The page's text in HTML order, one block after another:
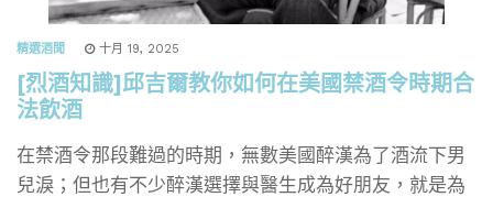
精選酒聞 十月 19, 2025
[烈酒知識]邱吉爾教你如何在美國禁酒令時期合
法飲酒
在禁酒令那段難過的時期，無數美國醉漢為了酒流下男
兒淚；但也有不少醉漢選擇與醫生成為好朋友，就是為